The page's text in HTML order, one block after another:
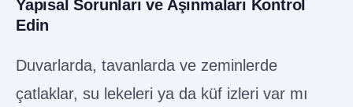
Yapısal Sorunları ve Aşınmaları Kontrol
Edin
Duvarlarda, tavanlarda ve zeminlerde
çatlaklar, su lekeleri ya da küf izleri var mı